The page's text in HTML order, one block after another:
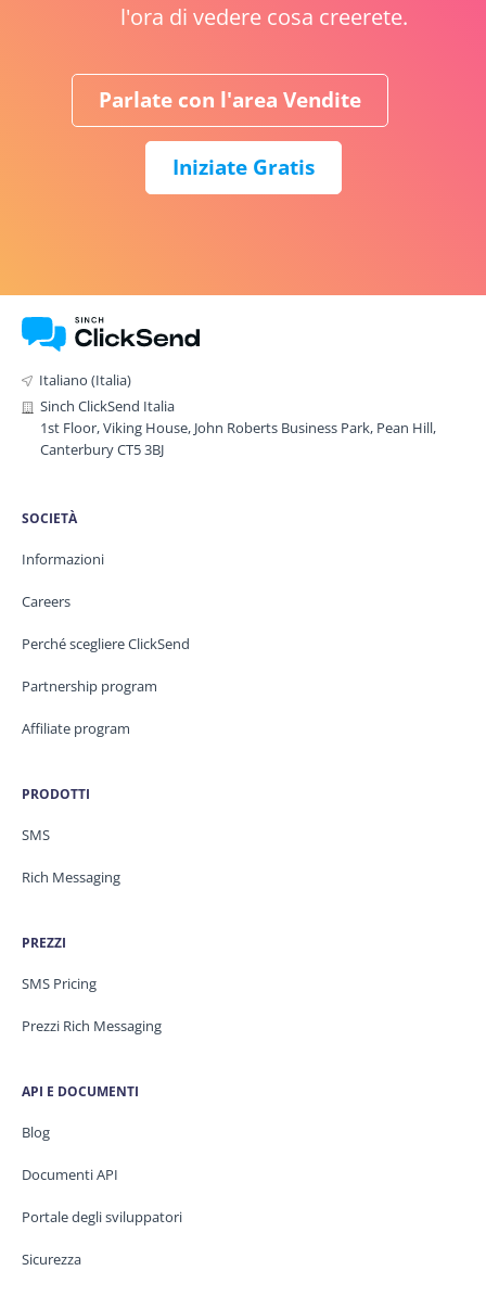
l'ora di vedere cosa creerete.
Parlate con l'area Vendite
Iniziate Gratis
Italiano (Italia)
Sinch ClickSend Italia
1st Floor, Viking House, John Roberts Business Park, Pean Hill,
Canterbury CT5 3BJ
SOCIETÀ
Informazioni
Careers
Perché scegliere ClickSend
Partnership program
Affiliate program
PRODOTTI
SMS
Rich Messaging
PREZZI
SMS Pricing
Prezzi Rich Messaging
API E DOCUMENTI
Blog
Documenti API
Portale degli sviluppatori
Sicurezza